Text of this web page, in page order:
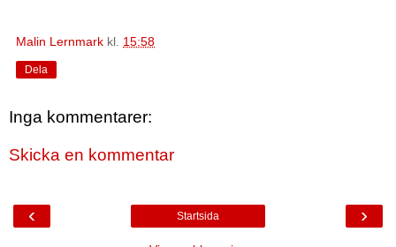
Malin Lernmark kl. 15:58
Dela
Inga kommentarer:
Skicka en kommentar
‹ ›
Startsida